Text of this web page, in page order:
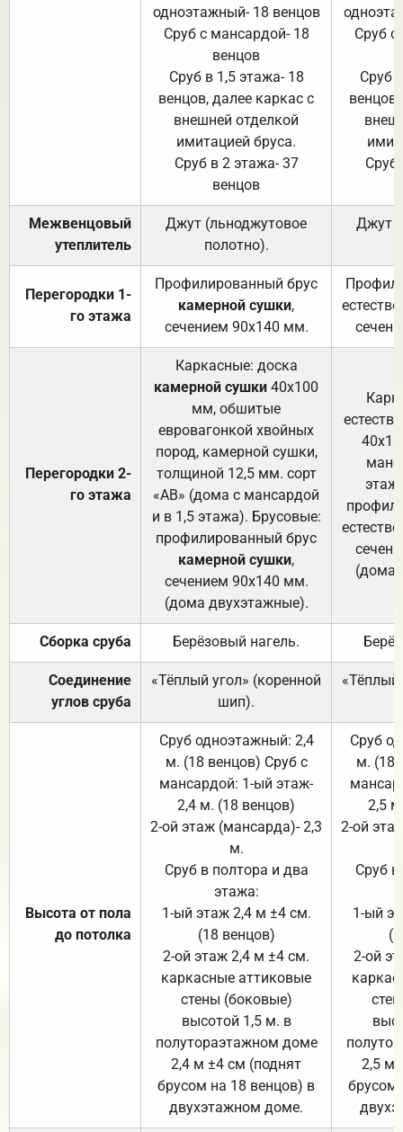
одноэтажный- 18 венцов
Сруб с мансардой- 18
венцов
Сруб в 1,5 этажа- 18
венцов, далее каркас с
внешней отделкой
имитацией бруса.
Сруб в 2 этажа- 37
венцов
Сруб с
Сруб
Сруб
Межвенцовый
утеплитель
Джут (льноджутовое
полотно).
Джут
Перегородки 1-
го этажа
Профилированный брус
камерной сушки,
сечением 90х140 мм.
Перегородки 2-
го этажа
Каркасные: доска
камерной сушки 40х100
мм, обшитые
евровагонкой хвойных
пород, камерной сушки,
толщиной 12,5 мм. сорт
«АВ» (дома с мансардой
и в 1,5 этажа). Брусовые:
профилированный брус
камерной сушки,
сечением 90х140 мм.
(дома двухэтажные).
(дома
Сборка сруба Берёзовый нагель.
Соединение
углов сруба
«Тёплый угол» (коренной
шип).
«Тёплый
Высота от пола
до потолка
Сруб одноэтажный: 2,4
м. (18 венцов) Сруб с
мансардой: 1-ый этаж-
2,4 м. (18 венцов)
2-ой этаж (мансарда)- 2,3
м.
Сруб в полтора и два
этажа:
1-ый этаж 2,4 м ±4 см.
(18 венцов)
2-ой этаж 2,4 м ±4 см.
каркасные аттиковые
стены (боковые)
высотой 1,5 м. в
полутораэтажном доме
2,4 м ±4 см (поднят
брусом на 18 венцов) в
двухэтажном доме.
Сруб
м. (18
2,5
2-ой
Сруб
1-ый
2-ой
2,5 м
брусом